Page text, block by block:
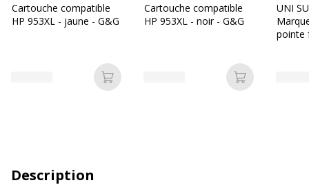
Cartouche compatible
HP 953XL - jaune - G&G
Ajouter au panier
Cartouche compatible
HP 953XL - noir - G&G
Ajouter au
UNI
pointe
Description